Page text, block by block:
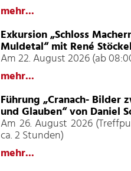
mehr...
Exkursion „Schloss
Muldetal“ mit René Stöckel
Am 22. August 2026 (ab
mehr...
Führung „Cranach- Bilder
und Glauben“ von Daniel
Am 26. August 2026
ca. 2 Stunden)
mehr...